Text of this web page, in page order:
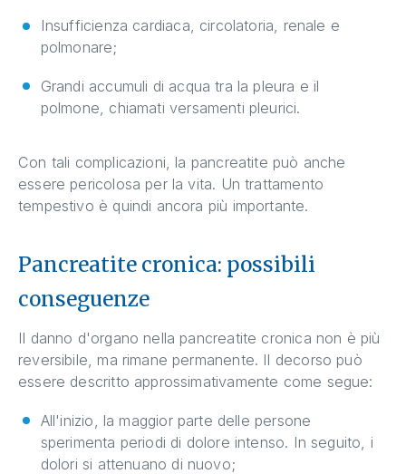
Insufficienza cardiaca, circolatoria, renale e
polmonare;
Grandi accumuli di acqua tra la pleura e il
polmone, chiamati versamenti pleurici.
Con tali complicazioni, la pancreatite può anche
essere pericolosa per la vita. Un trattamento
tempestivo è quindi ancora più importante.
Pancreatite cronica: possibili
conseguenze
Il danno d'organo nella pancreatite cronica non è più
reversibile, ma rimane permanente. Il decorso può
essere descritto approssimativamente come segue:
All'inizio, la maggior parte delle persone
sperimenta periodi di dolore intenso. In seguito, i
dolori si attenuano di nuovo;